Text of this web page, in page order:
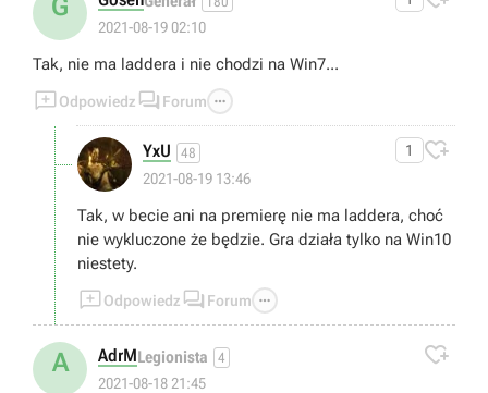
2021-08-19 02:10
Tak, nie ma laddera i nie chodzi na Win7...
Odpowiedz  Forum 
YxU 48
2021-08-19 13:46
1 
Tak, w becie ani na premierę nie ma laddera, choć
nie wykluczone że będzie. Gra działa tylko na Win10
niestety.
Odpowiedz  Forum 
A AdrMLegionista 4
2021-08-18 21:45
